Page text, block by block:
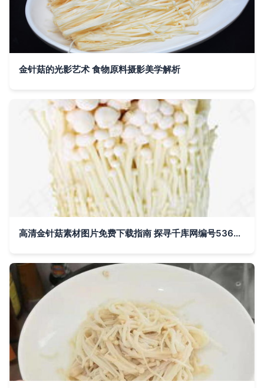
金针菇的光影艺术 食物原料摄影美学解析
高清金针菇素材图片免费下载指南 探寻千库网编号5368608的珍宝